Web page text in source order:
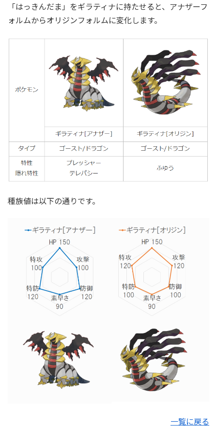
「はっきんだま」をギラティナに持たせると、アナザーフ
ォルムからオリジンフォルムに変化します。
種族値は以下の通りです。
一覧に戻る